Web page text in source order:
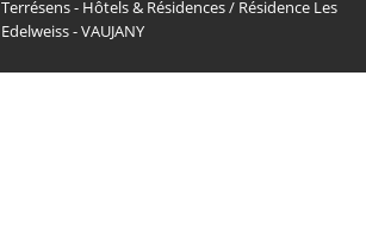
Terrésens - Hôtels & Résidences/ Résidence Les
Edelweiss - VAUJANY